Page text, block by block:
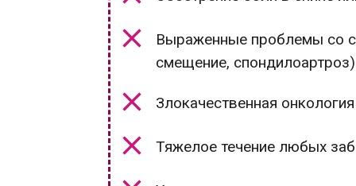
Выраженные проблемы со
смещение, спондилоартроз)
Злокачественная
Тяжелое течение любых